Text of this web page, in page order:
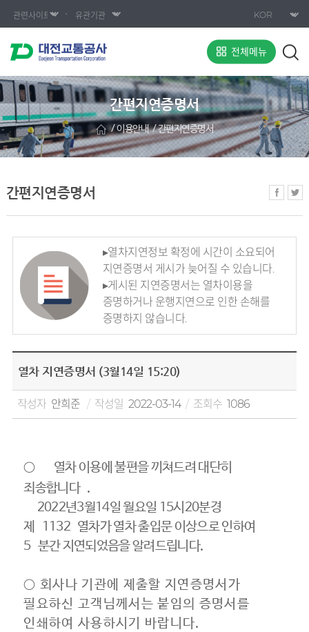
전체메뉴
간편지연증명서
이용안내 간편지연증명서
간편지연증명서
▸열차지연정보 확정에 시간이 소요되어
지연증명서 게시가 늦어질 수 있습니다.
▸게시된 지연증명서는 열차이용을
증명하거나 운행지연으로 인한 손해를
증명하지 않습니다.
열차 지연증명서 (3월14일 15:20)
작성자 안희준 작성일 2022-03-14 조회수 1086
○
열차 이용에 불편을 끼쳐드려 대단히
죄송합니다 .
2022년3월14일 월요일 15시20분경
제
1132 열차가 열차 출입문 이상으로 인하여
5 분간 지연되었음을 알려드립니다.
○ 회사나 기관에 제출할 지연증명서가
필요하신 고객님께서는 붙임의 증명서를
인쇄하여 사용하시기 바랍니다.